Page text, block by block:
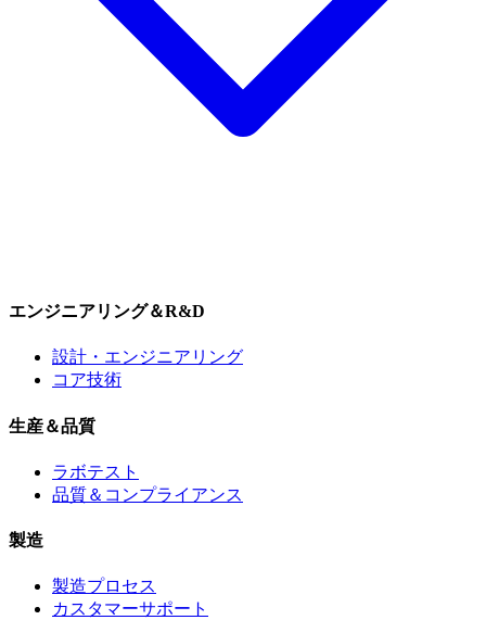
エンジニアリング＆R&D
設計・エンジニアリング
コア技術
生産＆品質
ラボテスト
品質＆コンプライアンス
製造
製造プロセス
カスタマーサポート